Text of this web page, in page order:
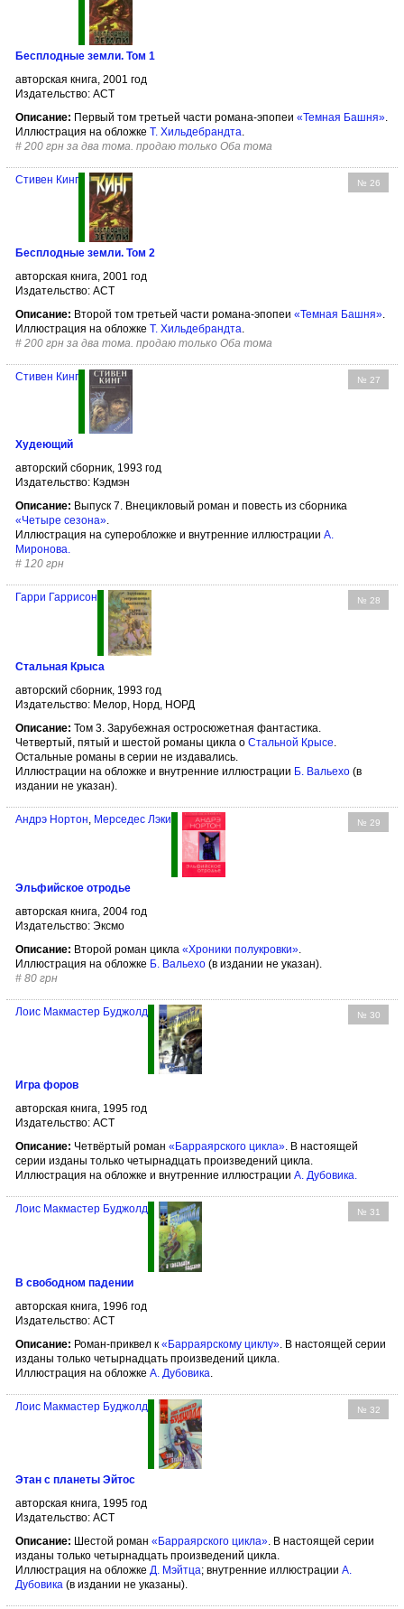
Бесплодные земли. Том 1
авторская книга, 2001 год
Издательство: АСТ
Описание: Первый том третьей части романа-эпопеи «Темная Башня».
Иллюстрация на обложке Т. Хильдебрандта.
# 200 грн за два тома. продаю только Оба тома
№ 26
Стивен Кинг
Бесплодные земли. Том 2
авторская книга, 2001 год
Издательство: АСТ
Описание: Второй том третьей части романа-эпопеи «Темная Башня».
Иллюстрация на обложке Т. Хильдебрандта.
# 200 грн за два тома. продаю только Оба тома
№ 27
Стивен Кинг
Худеющий
авторский сборник, 1993 год
Издательство: Кэдмэн
Описание: Выпуск 7. Внецикловый роман и повесть из сборника
«Четыре сезона».
Иллюстрация на суперобложке и внутренние иллюстрации А.
Миронова.
# 120 грн
№ 28
Гарри Гаррисон
Стальная Крыса
авторский сборник, 1993 год
Издательство: Мелор, Норд, НОРД
Описание: Том 3. Зарубежная остросюжетная фантастика.
Четвертый, пятый и шестой романы цикла о Стальной Крысе
Остальные романы в серии не издавались.
Иллюстрации на обложке и внутренние иллюстрации Б. Вальехо (в
издании не указан).
№ 29
Андрэ Нортон Мерседес Лэки
Эльфийское отродье
авторская книга, 2004 год
Издательство: Эксмо
Описание: Второй роман цикла «Хроники полукровки»
Иллюстрация на обложке Б. Вальехо (в издании не указан).
# 80 грн
№ 30
Лоис Макмастер Буджолд
Игра форов
авторская книга, 1995 год
Издательство: АСТ
Описание: Четвёртый роман «Барраярского цикла». В настоящей
серии изданы только четырнадцать произведений цикла.
Иллюстрация на обложке и внутренние иллюстрации А. Дубовика.
№ 31
Лоис Макмастер Буджолд
В свободном падении
авторская книга, 1996 год
Издательство: АСТ
Описание: Роман-приквел к «Барраярскому циклу». В настоящей серии
изданы только четырнадцать произведений цикла.
Иллюстрация на обложке А. Дубовика.
№ 32
Лоис Макмастер Буджолд
Этан с планеты Эйтос
авторская книга, 1995 год
Издательство: АСТ
Описание: Шестой роман «Барраярского цикла». В настоящей серии
изданы только четырнадцать произведений цикла.
Иллюстрация на обложке Д. Мэйтца; внутренние иллюстрации А.
Дубовика (в издании не указаны).